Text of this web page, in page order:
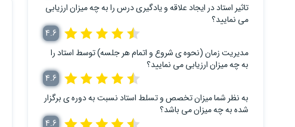
تاثیر استاد در ایجاد علاقه و یادگیری درس را به چه میزان ارزیابی
می نمایید؟
4.6
مدیریت زمان (نحوه ی شروع و اتمام هر جلسه) توسط استاد را
به چه میزان ارزیابی می نمایید؟
4.6
به نظر شما میزان تخصص و تسلط استاد نسبت به دوره ی برگزار
شده به چه میزان می باشد؟
4.6